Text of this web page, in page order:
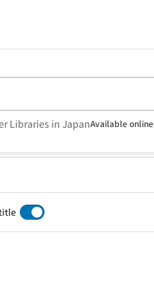
Libraries in JapanAvailable online